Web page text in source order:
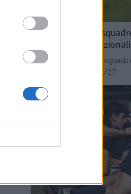
Rugby: Record di
nei campionati nazionali
Si stimano oltre 20
dalla stagione 2026/27